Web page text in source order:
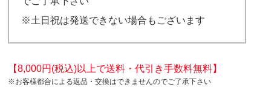
※土日祝は発送できない場合もございます
【8,000円(税込)以上で送料・代引き手数料無料】
※お客様都合による返品・交換はできませんのでご了承下さい